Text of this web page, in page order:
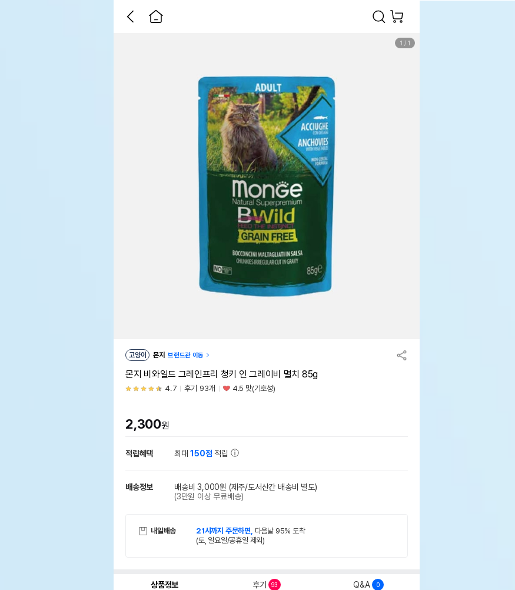
1 / 1
고양이 몬지 브랜드관 이동
몬지 비와일드 그레인프리 청키 인 그레이비 멸치 85g
4.7 후기 93개 4.5 맛(기호성)
2,300원
적립혜택 최대150점 적립
배송정보 배송비 3,000원 (제주/도서산간 배송비 별도)
(3만원 이상 무료배송)
내일배송 21시까지 주문하면, 다음날 95% 도착
(토, 일요일/공휴일 제외)
상품정보 후기 93 Q&A 0